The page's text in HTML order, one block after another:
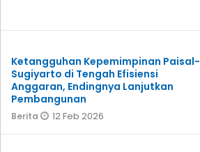
Ketangguhan Kepemimpinan Paisal-
Sugiyarto di Tengah Efisiensi
Anggaran, Endingnya Lanjutkan
Pembangunan
Berita 12 Feb 2026